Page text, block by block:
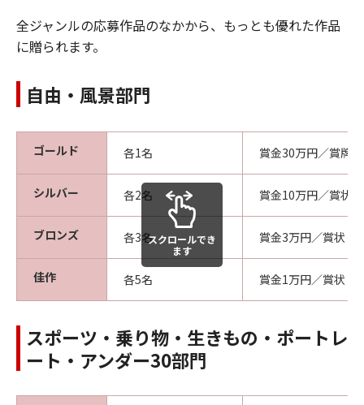
全ジャンルの応募作品のなかから、もっとも優れた作品
に贈られます。
自由・風景部門
ゴールド 各1名 賞金30万円／賞牌
シルバー 各2名 賞金10万円／賞状
ブロンズ 各3名 賞金3万円／賞状
佳作 各5名 賞金1万円／賞状
スクロールでき
ます
スポーツ・乗り物・生きもの・ポートレ
ート・アンダー30部門